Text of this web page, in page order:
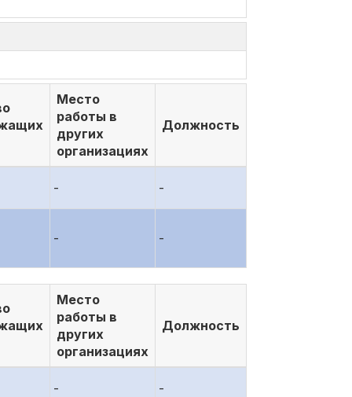
Место
работы в
других
организациях
Должность
- -
- -
Место
работы в
других
организациях
Должность
- -